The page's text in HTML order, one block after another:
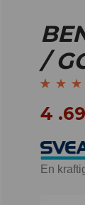
/
av 5
4
En